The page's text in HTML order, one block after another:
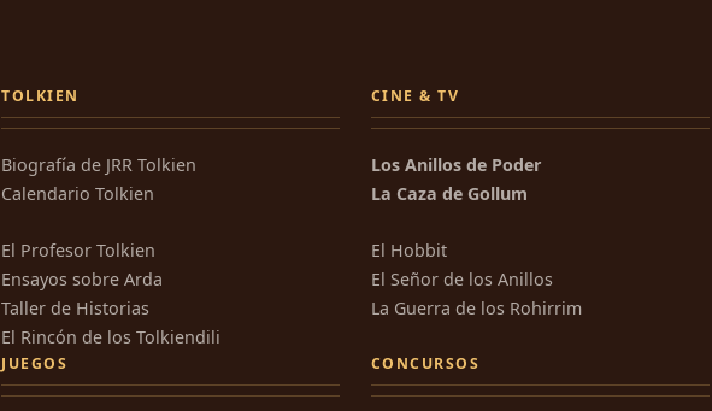
TOLKIEN
Biografía de JRR Tolkien
Calendario Tolkien
El Profesor Tolkien
Ensayos sobre Arda
Taller de Historias
El Rincón de los Tolkiendili
CINE & TV
Los Anillos de Poder
La Caza de Gollum
El Hobbit
El Señor de los Anillos
La Guerra de los Rohirrim
JUEGOS CONCURSOS